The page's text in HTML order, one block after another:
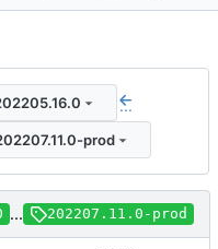
...
prod
... 202207.11.0-prod